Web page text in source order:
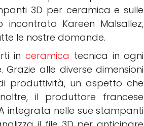
3D per ceramica e sulle
Kareen Malsallez,
le nostre domande.
in ceramica tecnica in ogni
alle diverse dimensioni
produttività, un aspetto che
il produttore francese
integrata nelle sue stampanti